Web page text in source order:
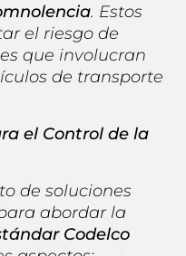
. Estos
el riesgo de
que involucran
de transporte
el Control de la
de soluciones
abordar la
Codelco